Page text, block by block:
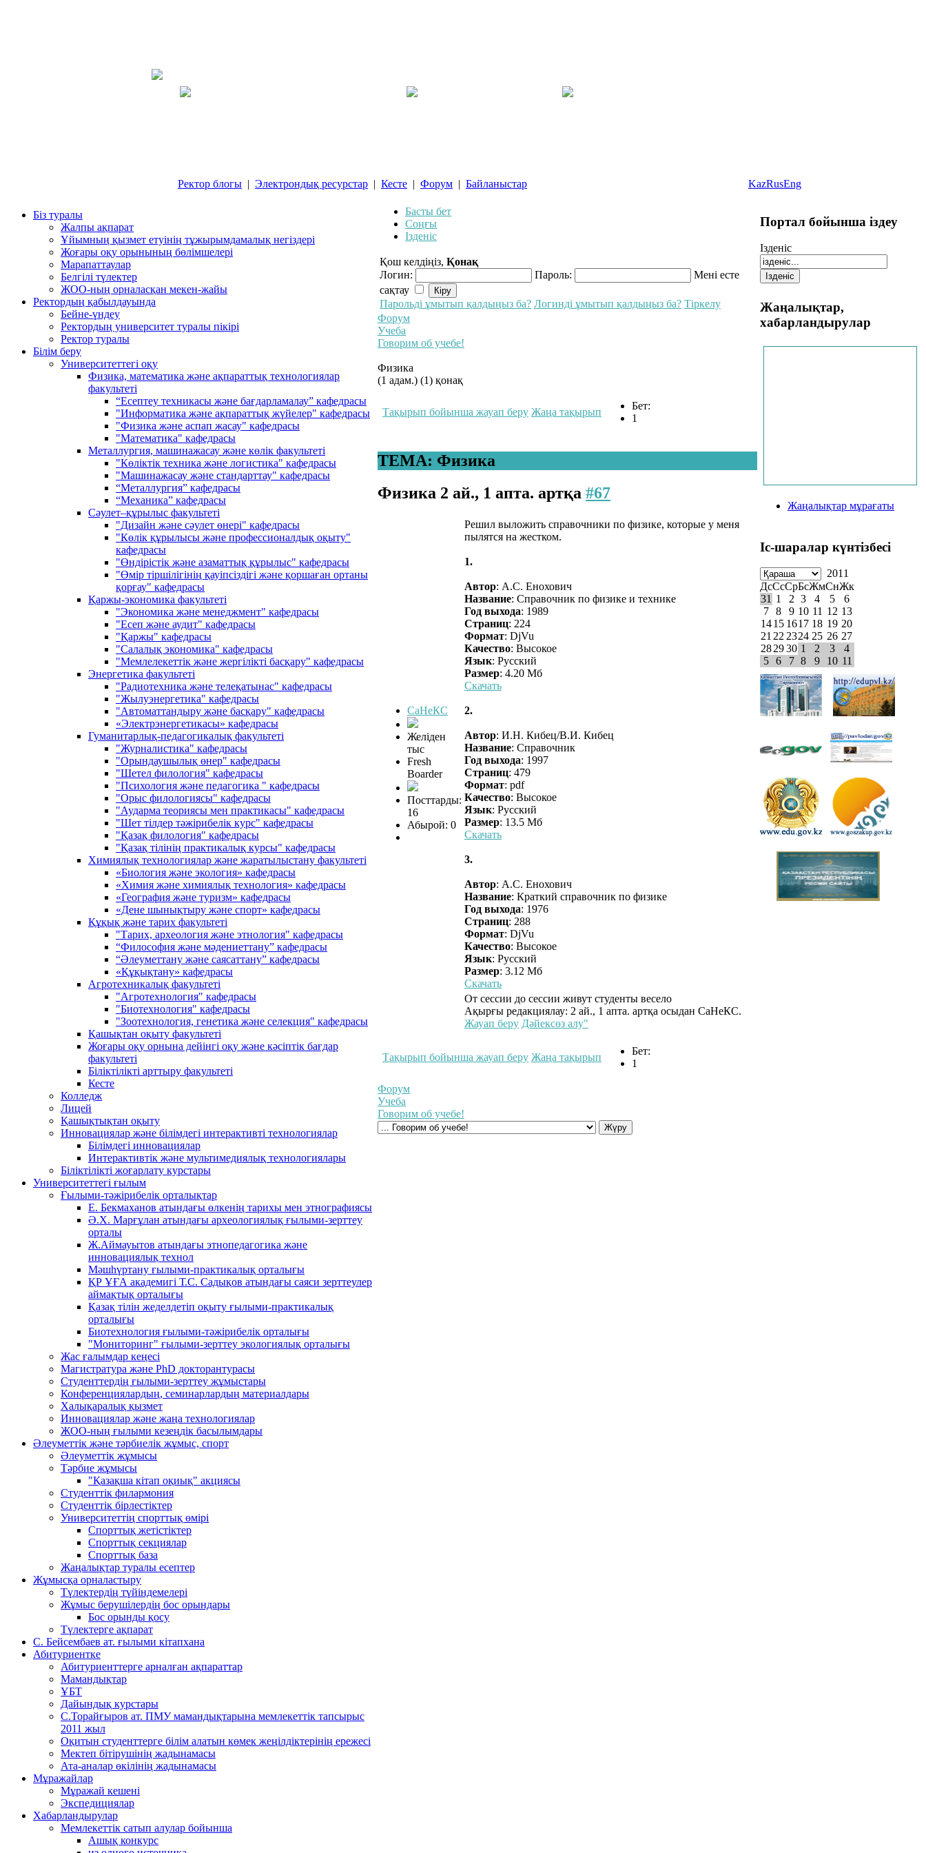
Ректор блогы | Электрондық ресурстар | Кесте | Форум | Байланыстар KazRusEng
Біз туралы
Жалпы ақпарат
Ұйымның қызмет етуінің тұжырымдамалық негіздері
Жоғары оқу орынының бөлімшелері
Марапаттаулар
Белгілі түлектер
ЖОО-ның орналасқан мекен-жайы
Ректордың қабылдауында
Бейне-үндеу
Ректордың университет туралы пікірі
Ректор туралы
Білім беру
Университеттегі оқу
Физика, математика және ақпараттық технологиялар
факультеті
“Есептеу техникасы және бағдарламалау” кафедрасы
"Информатика және ақпараттық жүйелер" кафедрасы
"Физика және аспап жасау" кафедрасы
"Математика" кафедрасы
Металлургия, машинажасау және көлік факультеті
"Көліктік техника және логистика" кафедрасы
"Машинажасау және стандарттау" кафедрасы
“Металлургия” кафедрасы
“Механика” кафедрасы
Сәулет–құрылыс факультеті
"Дизайн және сәулет өнері" кафедрасы
"Көлік құрылысы және профессионалдық оқыту"
кафедрасы
"Өндірістік және азаматтық құрылыс" кафедрасы
"Өмір тіршілігінің қауіпсіздігі және қоршаған ортаны
қорғау" кафедрасы
Қаржы-экономика факультеті
"Экономика және менеджмент" кафедрасы
"Есеп және аудит" кафедрасы
"Қаржы" кафедрасы
"Салалық экономика" кафедрасы
"Мемлелекеттік және жергілікті басқару" кафедрасы
Энергетика факультеті
"Радиотехника және телеқатынас" кафедрасы
"Жылуэнергетика" кафедрасы
"Автоматтандыру және басқару" кафедрасы
«Электрэнергетикасы» кафедрасы
Гуманитарлық-педагогикалық факультеті
"Журналистика" кафедрасы
"Орындаушылық өнер" кафедрасы
"Шетел филология" кафедрасы
"Психология және педагогика " кафедрасы
"Орыс филологиясы" кафедрасы
"Аударма теориясы мен практикасы" кафедрасы
"Шет тілдер тәжірибелік курс" кафедрасы
"Қазақ филология" кафедрасы
"Қазақ тілінің практикалық курсы" кафедрасы
Химиялық технологиялар және жаратылыстану факультеті
«Биология және экология» кафедрасы
«Химия және химиялық технология» кафедрасы
«География және туризм» кафедрасы
«Дене шынықтыру және спорт» кафедрасы
Құқық және тарих факультеті
"Тарих, археология және этнология" кафедрасы
“Философия және мәдениеттану” кафедрасы
“Әлеуметтану және саясаттану” кафедрасы
«Құқықтану» кафедрасы
Агротехникалық факультеті
"Агротехнология" кафедрасы
"Биотехнология" кафедрасы
"Зоотехнология, генетика және селекция" кафедрасы
Қашықтан оқыту факультеті
Жоғары оқу орнына дейінгі оқу және кәсіптік бағдар
факультеті
Біліктілікті арттыру факультеті
Кесте
Колледж
Лицей
Қашықтықтан оқыту
Инновациялар және білімдегі интерактивті технологиялар
Білімдегі инновациялар
Интерактивтік және мультимедиялық технологиялары
Біліктілікті жоғарлату курстары
Университеттегі ғылым
Ғылыми-тәжірибелік орталықтар
Е. Бекмаханов атындағы өлкенің тарихы мен этнографиясы
Ә.Х. Марғұлан атындағы археологиялық ғылыми-зерттеу
орталы
Ж.Аймауытов атындағы этнопедагогика және
инновациялық технол
Мәшһүртану ғылыми-практикалық орталығы
ҚР ҰҒА академигі Т.С. Садықов атындағы саяси зерттеулер
аймақтық орталығы
Қазақ тілін жеделдетіп оқыту ғылыми-практикалық
орталығы
Биотехнология ғылыми-тәжірибелік орталығы
"Мониторинг" ғылыми-зерттеу экологиялық орталығы
Жас ғалымдар кеңесі
Магистратура және PhD докторантурасы
Студенттердің ғылыми-зерттеу жұмыстары
Конференциялардың, семинарлардың материалдары
Халықаралық қызмет
Инновациялар және жаңа технологиялар
ЖОО-ның ғылыми кезеңдік басылымдары
Әлеуметтік және тәрбиелік жұмыс, спорт
Әлеуметтік жұмысы
Тәрбие жұмысы
"Қазақша кітап оқиық" акциясы
Студенттік филармония
Студенттік бірлестіктер
Университеттің спорттық өмірі
Спорттық жетістіктер
Спорттық секциялар
Спорттық база
Жаңалықтар туралы есептер
Жұмысқа орналастыру
Түлектердің түйіндемелері
Жұмыс берушілердің бос орындары
Бос орынды қосу
Түлектерге ақпарат
С. Бейсембаев ат. ғылыми кітапхана
Абитуриентке
Абитуриенттерге арналған ақпараттар
Мамандықтар
ҰБТ
Дайындық курстары
С.Торайғыров ат. ПМУ мамандықтарына мемлекеттік тапсырыс
2011 жыл
Оқитын студенттерге білім алатын көмек жеңілдіктерінің ережесі
Мектеп бітірушінің жадынамасы
Ата-аналар өкілінің жадынамасы
Мұражайлар
Мұражай кешені
Экспедициялар
Хабарландырулар
Мемлекеттік сатып алулар бойынша
Ашық конкурс
Басты бет
Соңғы
Ізденіс
Қош келдіңіз, Қонақ
Логин:
Пароль:
Мені есте
сақтау
Парольді ұмытып қалдыңыз ба? Логинді ұмытып қалдыңыз ба? Тіркелу
Форум
Учеба
Говорим об учебе!
Физика
(1 адам.) (1) қонақ
Тақырып бойынша жауап беру Жаңа тақырып
Бет:
1
ТЕМА: Физика
Физика 2 ай., 1 апта. артқа #67
СаНеКС
Желіден
тыс
Fresh
Boarder
Посттарды:
16
Абырой: 0
Решил выложить справочники по физике, которые у меня
пылятся на жестком.
1.
Автор: А.С. Енохович
Название: Справочник по физике и технике
Год выхода: 1989
Страниц: 224
Формат: DjVu
Качество: Высокое
Язык: Русский
Размер: 4.20 Мб
Скачать
2.
Автор: И.Н. Кибец/В.И. Кибец
Название: Справочник
Год выхода: 1997
Страниц: 479
Формат: pdf
Качество: Высокое
Язык: Русский
Размер: 13.5 Мб
Скачать
3.
Автор: А.С. Енохович
Название: Краткий справочник по физике
Год выхода: 1976
Страниц: 288
Формат: DjVu
Качество: Высокое
Язык: Русский
Размер: 3.12 Мб
Скачать
От сессии до сессии живут студенты весело
Ақырғы редакциялау: 2 ай., 1 апта. артқа осыдан СаНеКС.
Жауап беру Дәйексөз алу"
Тақырып бойынша жауап беру Жаңа тақырып
Бет:
1
Форум
Учеба
Говорим об учебе!
Портал бойынша іздеу
Iзденіс
Жаңалықтар,
хабарландырулар
Жаңалықтар мұрағаты
Іс-шаралар күнтізбесі
2011
ДсСсСрБсЖмСнЖк
31 1 2 3 4 5
6
7 8 9 10 11 12 13
1415 1617 18 19 20
21222324 25 26 27
282930 1 2 3
4
5 6 7 8 9 10 11